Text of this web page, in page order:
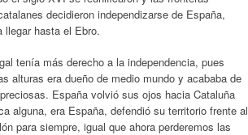
decidieron independizarse de España,
llegar hasta el Ebro.
tenía más derecho a la independencia, pues
alturas era dueño de medio mundo y acababa de
España volvió sus ojos hacia Cataluña
alguna, era España, defendió su territorio frente al
para siempre, igual que ahora perderemos las